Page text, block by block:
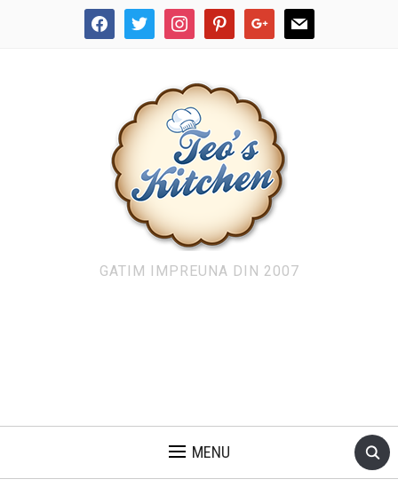
facebooktwitter instagrampinterestgoogle mail
GATIM IMPREUNA DIN 2007
MENU